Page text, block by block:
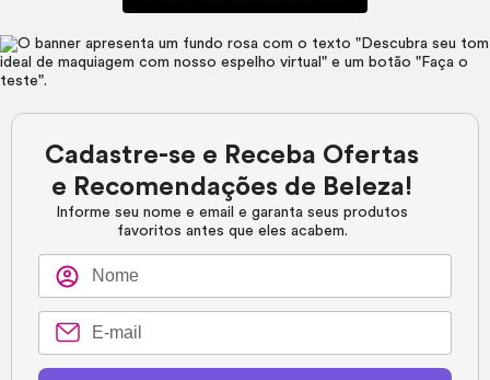
Cadastre-se e Receba Ofertas
e Recomendações de Beleza!
Informe seu nome e email e garanta seus produtos
favoritos antes que eles acabem.